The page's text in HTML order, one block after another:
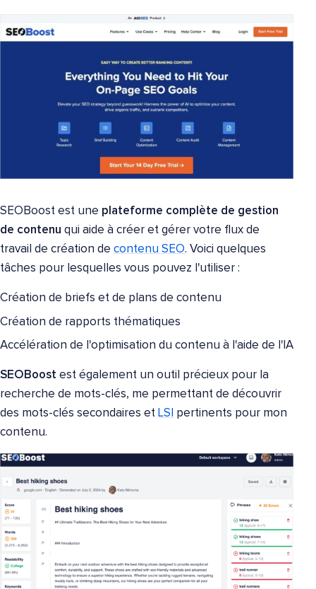
SEOBoost est une plateforme complète de gestion
de contenu qui aide à créer et gérer votre flux de
travail de création de contenu SEO. Voici quelques
tâches pour lesquelles vous pouvez l'utiliser :
Création de briefs et de plans de contenu
Création de rapports thématiques
Accélération de l'optimisation du contenu à l'aide de l'IA
SEOBoost est également un outil précieux pour la
recherche de mots-clés, me permettant de découvrir
des mots-clés secondaires et LSI pertinents pour mon
contenu.